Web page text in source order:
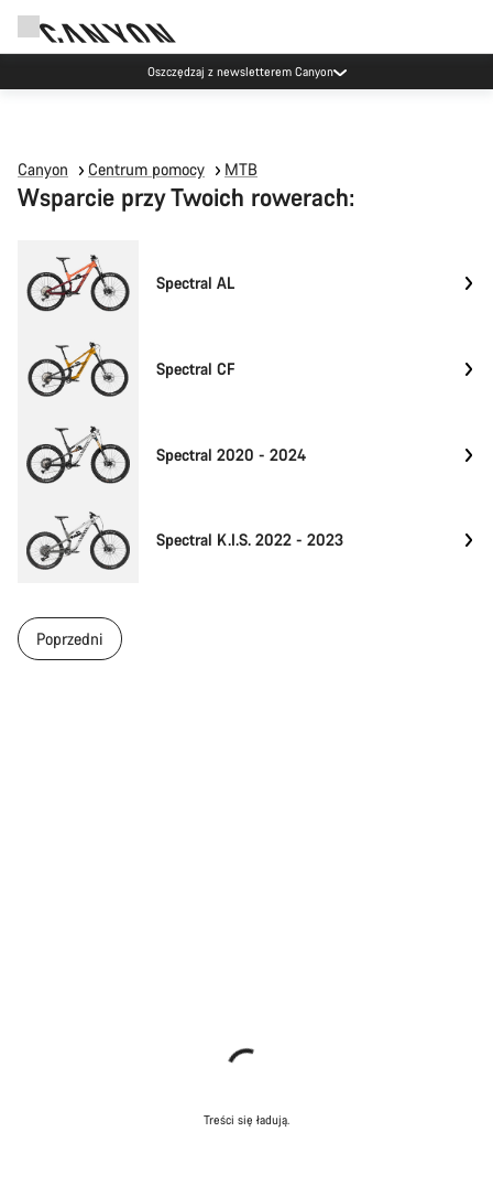
Oszczędzaj z newsletterem Canyon
Canyon Centrum pomocy MTB
Wsparcie przy Twoich rowerach:
Spectral AL
Spectral CF
Spectral 2020 - 2024
Spectral K.I.S. 2022 - 2023
Poprzedni
Treści się ładują.